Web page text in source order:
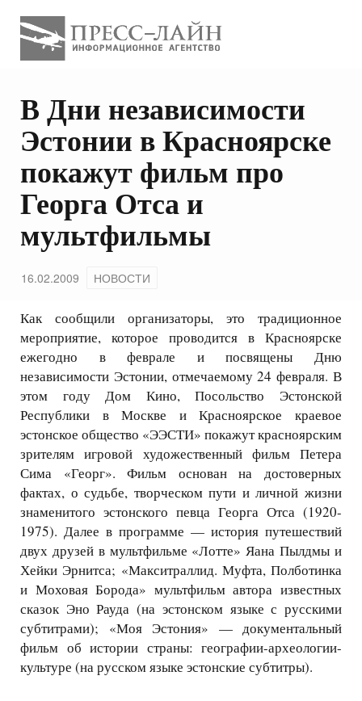
В Дни независимости
Эстонии в Красноярске
покажут фильм про
Георга Отса и
мультфильмы
16.02.2009 НОВОСТИ
Как сообщили организаторы, это традиционное
мероприятие, которое проводится в Красноярске
ежегодно в феврале и посвящены Дню
независимости Эстонии, отмечаемому 24 февраля. В
этом году Дом Кино, Посольство Эстонской
Республики в Москве и Красноярское краевое
эстонское общество «ЭЭСТИ» покажут красноярским
зрителям игровой художественный фильм Петера
Сима «Георг». Фильм основан на достоверных
фактах, о судьбе, творческом пути и личной жизни
знаменитого эстонского певца Георга Отса (1920-
1975). Далее в программе — история путешествий
двух друзей в мультфильме «Лотте» Яана Пылдмы и
Хейки Эрнитса; «Макситраллид. Муфта, Полботинка
и Моховая Борода» мультфильм автора известных
сказок Эно Рауда (на эстонском языке с русскими
субтитрами); «Моя Эстония» — документальный
фильм об истории страны: географии-археологии-
культуре (на русском языке эстонские субтитры).